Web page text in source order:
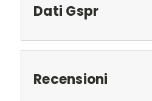
Dati Gspr
Recensioni